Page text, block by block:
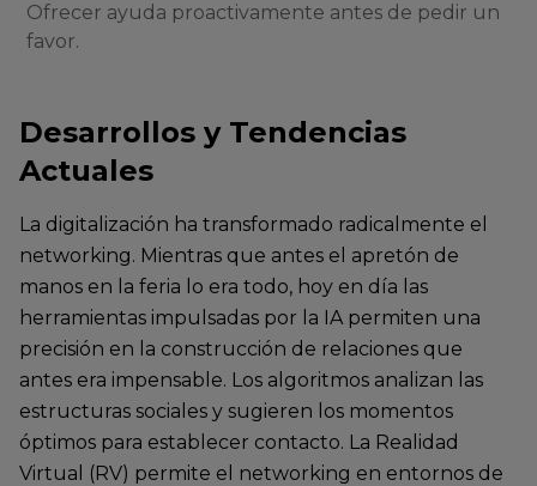
Ofrecer ayuda proactivamente antes de pedir un
favor.
Desarrollos y Tendencias
Actuales
La digitalización ha transformado radicalmente el
networking. Mientras que antes el apretón de
manos en la feria lo era todo, hoy en día las
herramientas impulsadas por la IA permiten una
precisión en la construcción de relaciones que
antes era impensable. Los algoritmos analizan las
estructuras sociales y sugieren los momentos
óptimos para establecer contacto. La Realidad
Virtual (RV) permite el networking en entornos de